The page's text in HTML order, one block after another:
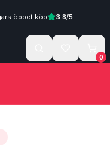
öppet köp 3.8/5
0